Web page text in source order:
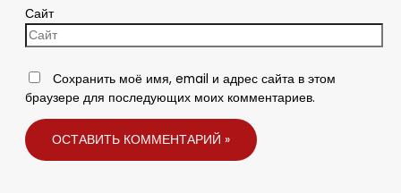
Сайт
Сохранить моё имя, email и адрес сайта в этом
браузере для последующих моих комментариев.